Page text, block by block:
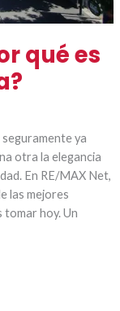
qué es
ya
otra la elegancia
En RE/MAX Net,
las mejores
tomar hoy. Un